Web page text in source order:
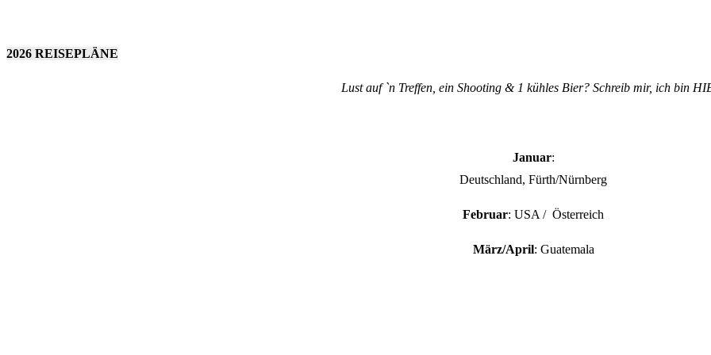
2026 REISEPLÄNE
Lust auf `n Treffen, ein Shooting & 1 kühles Bier? Schreib mir, ich bin
Januar:
Deutschland, Fürth/Nürnberg
Februar: USA / Österreich
März/April: Guatemala